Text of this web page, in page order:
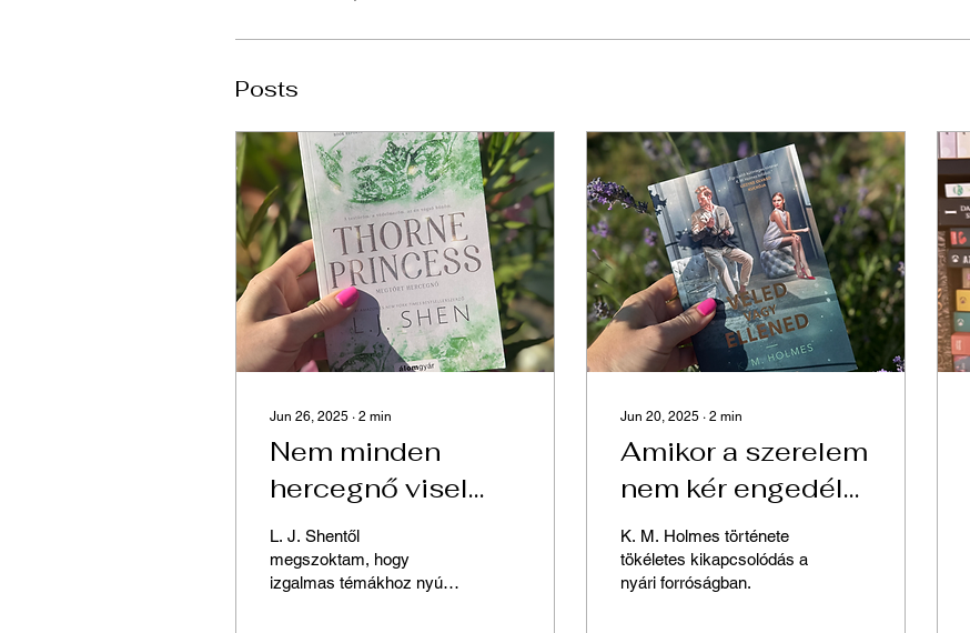
Posts
Jun 26, 2025 ∙ 2 min
Nem minden
hercegnő visel
tiarát - L. J. Shen:
Megtört hercegnő
L. J. Shentől
megszoktam, hogy
izgalmas témákhoz nyúl a
Jun 20, 2025 ∙ 2 min
Amikor a szerelem
nem kér engedélyt
– K. M. Holmes:
Veled vagy
ellened
K. M. Holmes története
tökéletes kikapcsolódás a
nyári forróságban.